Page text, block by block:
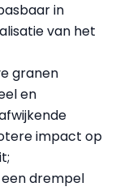
in
van het
granen
en
impact op
een drempel